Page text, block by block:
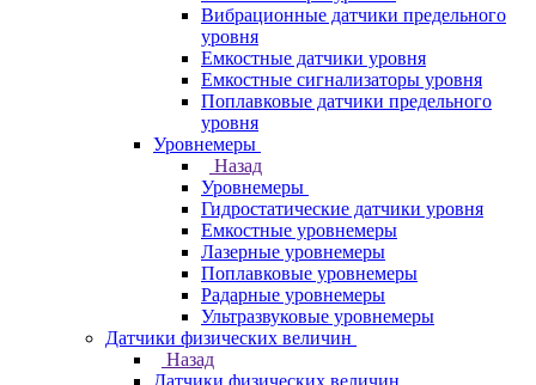
Вибрационные датчики предельного
уровня
Емкостные датчики уровня
Емкостные сигнализаторы уровня
Поплавковые датчики предельного
уровня
Уровнемеры
Назад
Уровнемеры
Гидростатические датчики уровня
Емкостные уровнемеры
Лазерные уровнемеры
Поплавковые уровнемеры
Радарные уровнемеры
Ультразвуковые уровнемеры
Датчики физических величин
Назад